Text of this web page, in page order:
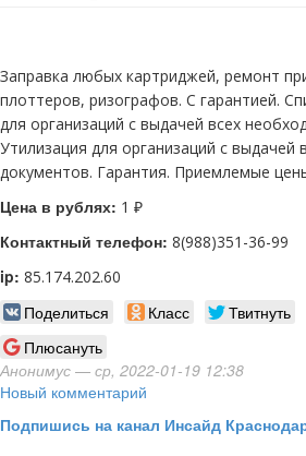
Заправка любых картриджей, ремонт
плоттеров, ризографов. С гарантией.
для организаций с выдачей всех
Утилизация для организаций с выдачей
документов. Гарантия. Приемлемые
Цена в рублях: 1 ₽
Контактный телефон: 8(988)351-36-99
ip: 85.174.202.60
Поделиться Класс Твитнуть
Плюсануть
Анонимус — ср, 2022-01-19 12:38
Новый комментарий
Подпишись на канал Инсайд